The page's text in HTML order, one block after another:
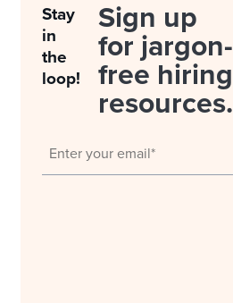
Stay
in
the
loop!
Sign up
for jargon-
free hiring
resources.